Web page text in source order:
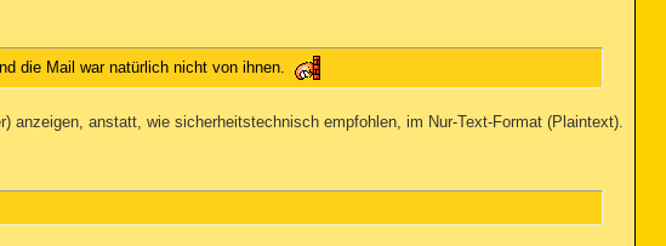
die Mail war natürlich nicht von ihnen.
anzeigen, anstatt, wie sicherheitstechnisch empfohlen, im Nur-Text-Format (Plaintext).